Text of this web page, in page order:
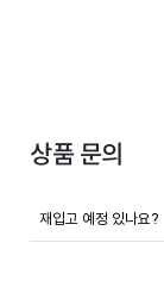
상품 문의
재입고 예정 있나요?